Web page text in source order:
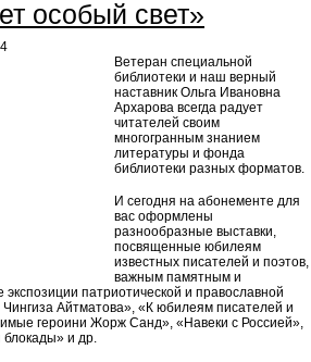
особый свет»
Ветеран специальной
библиотеки и наш верный
наставник Ольга Ивановна
Архарова всегда радует
читателей своим
многогранным знанием
литературы и фонда
библиотеки разных форматов.
И сегодня на абонементе для
вас оформлены
разнообразные выставки,
посвященные юбилеям
известных писателей и поэтов,
важным памятным и
экспозиции патриотической и православной
Айтматова», «К юбилеям писателей и
героини Жорж Санд», «Навеки с Россией»,
блокады» и др.